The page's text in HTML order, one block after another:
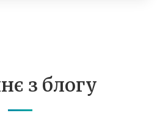
з блогу